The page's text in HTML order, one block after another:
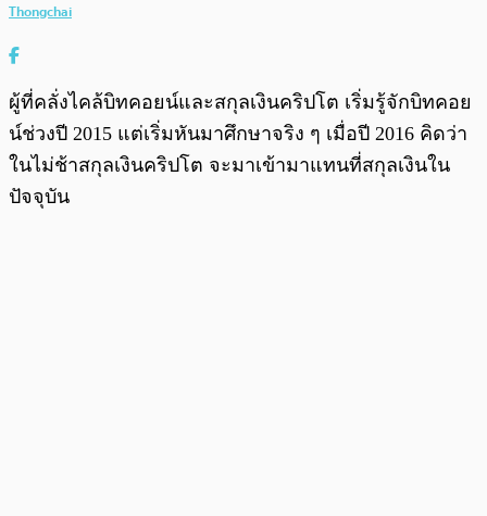
Thongchai
ผู้ที่คลั่งไคล้บิทคอยน์และสกุลเงินคริปโต เริ่มรู้จักบิทคอย
น์ช่วงปี 2015 แต่เริ่มหันมาศึกษาจริง ๆ เมื่อปี 2016 คิดว่า
ในไม่ช้าสกุลเงินคริปโต จะมาเข้ามาแทนที่สกุลเงินใน
ปัจจุบัน